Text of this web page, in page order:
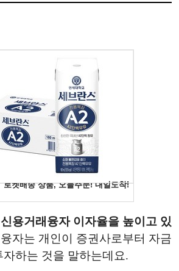
용거래융자 이자율을 높이고 있
자는 개인이 증권사로부터 자금
하는 것을 말하는데요.